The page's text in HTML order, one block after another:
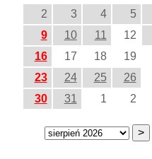
2
3 4 5
9
10 11 12
16
17 18 19
23
24 25 26
30
31 1 2